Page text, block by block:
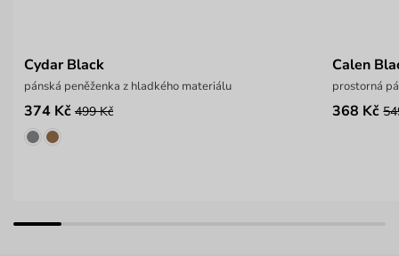
Cydar Black
pánská peněženka z hladkého materiálu
374 Kč 499 Kč
Calen
prostorná
368 Kč